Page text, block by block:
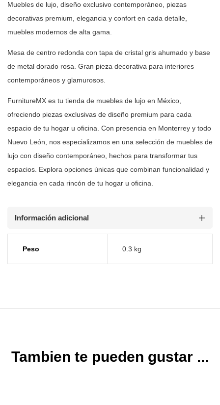
Muebles de lujo, diseño exclusivo contemporáneo, piezas
decorativas premium, elegancia y confort en cada detalle,
muebles modernos de alta gama.
Mesa de centro redonda con tapa de cristal gris ahumado y base
de metal dorado rosa. Gran pieza decorativa para interiores
contemporáneos y glamurosos.
FurnitureMX es tu tienda de muebles de lujo en México,
ofreciendo piezas exclusivas de diseño premium para cada
espacio de tu hogar u oficina. Con presencia en Monterrey y todo
Nuevo León, nos especializamos en una selección de muebles de
lujo con diseño contemporáneo, hechos para transformar tus
espacios. Explora opciones únicas que combinan funcionalidad y
elegancia en cada rincón de tu hogar u oficina.
Información adicional
Peso 0.3 kg
Tambien te pueden gustar ...